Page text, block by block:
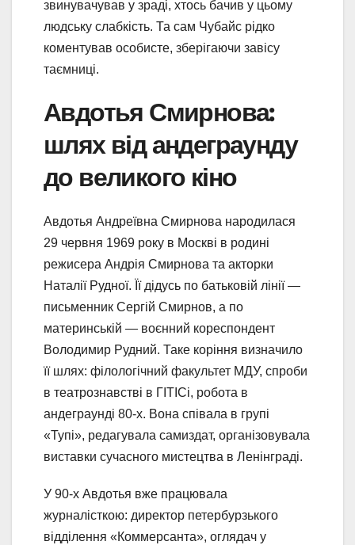
звинувачував у зраді, хтось бачив у цьому
людську слабкість. Та сам Чубайс рідко
коментував особисте, зберігаючи завісу
таємниці.
Авдотья Смирнова:
шлях від андеграунду
до великого кіно
Авдотья Андреївна Смирнова народилася
29 червня 1969 року в Москві в родині
режисера Андрія Смирнова та акторки
Наталії Рудної. Її дідусь по батьковій лінії —
письменник Сергій Смирнов, а по
материнській — воєнний кореспондент
Володимир Рудний. Таке коріння визначило
її шлях: філологічний факультет МДУ, спроби
в театрознавстві в ГІТІСі, робота в
андеграунді 80-х. Вона співала в групі
«Тупі», редагувала самиздат, організовувала
виставки сучасного мистецтва в Ленінграді.
У 90-х Авдотья вже працювала
журналісткою: директор петербурзького
відділення «Коммерсанта», оглядач у